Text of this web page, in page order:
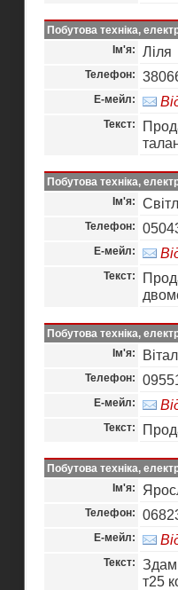
Побутова техніка,
Ім'я:
Ліля
Телефон:
Е-мейл:
Текст:
Побутова техніка,
Ім'я:
Телефон:
Е-мейл:
Текст:
Побутова техніка,
Ім'я:
Телефон:
Е-мейл:
Текст:
Побутова техніка,
Ім'я:
Телефон:
Е-мейл:
Текст:
Здам
т25